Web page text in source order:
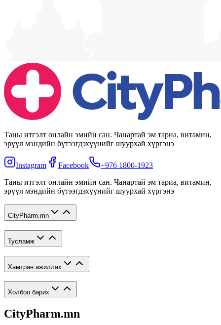
Таны итгэлт онлайн эмийн сан. Чанартай эм тариа, витамин,
эрүүл мэндийн бүтээгдэхүүнийг шуурхай хүргэнэ
Instagram Facebook
+976 1800-1923
Таны итгэлт онлайн эмийн сан. Чанартай эм тариа, витамин,
эрүүл мэндийн бүтээгдэхүүнийг шуурхай хүргэнэ
CityPharm.mn
Тусламж
Хамтран ажиллах
Холбоо барих
CityPharm.mn